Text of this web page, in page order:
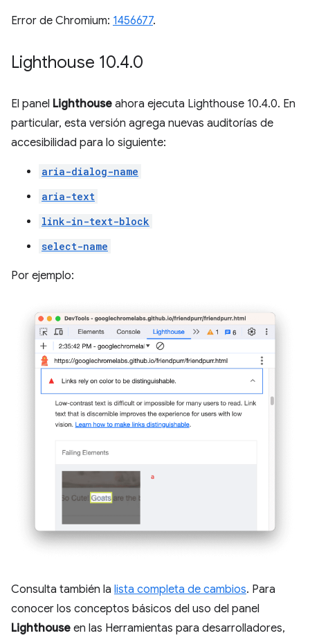
Error de Chromium: 1456677.
Lighthouse 10.4.0
El panel Lighthouse ahora ejecuta Lighthouse 10.4.0. En
particular, esta versión agrega nuevas auditorías de
accesibilidad para lo siguiente:
aria-dialog-name
aria-text
link-in-text-block
select-name
Por ejemplo:
Consulta también la lista completa de cambios. Para
conocer los conceptos básicos del uso del panel
Lighthouse en las Herramientas para desarrolladores,